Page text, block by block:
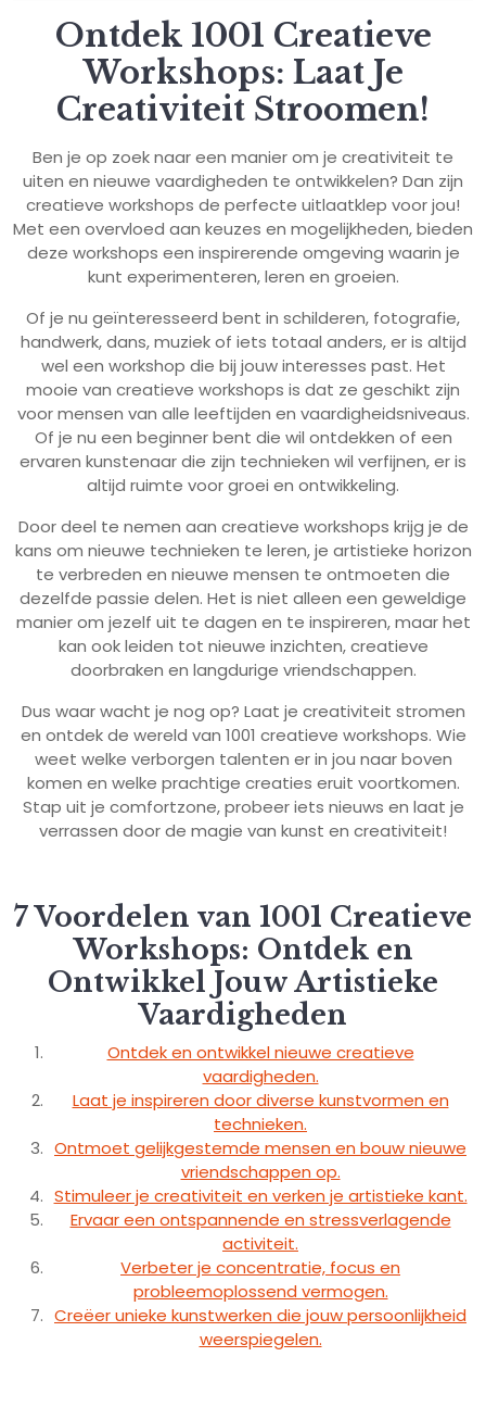
Ontdek 1001 Creatieve
Workshops: Laat Je
Creativiteit Stroomen!
Ben je op zoek naar een manier om je creativiteit te
uiten en nieuwe vaardigheden te ontwikkelen? Dan zijn
creatieve workshops de perfecte uitlaatklep voor jou!
Met een overvloed aan keuzes en mogelijkheden, bieden
deze workshops een inspirerende omgeving waarin je
kunt experimenteren, leren en groeien.
Of je nu geïnteresseerd bent in schilderen, fotografie,
handwerk, dans, muziek of iets totaal anders, er is altijd
wel een workshop die bij jouw interesses past. Het
mooie van creatieve workshops is dat ze geschikt zijn
voor mensen van alle leeftijden en vaardigheidsniveaus.
Of je nu een beginner bent die wil ontdekken of een
ervaren kunstenaar die zijn technieken wil verfijnen, er is
altijd ruimte voor groei en ontwikkeling.
Door deel te nemen aan creatieve workshops krijg je de
kans om nieuwe technieken te leren, je artistieke horizon
te verbreden en nieuwe mensen te ontmoeten die
dezelfde passie delen. Het is niet alleen een geweldige
manier om jezelf uit te dagen en te inspireren, maar het
kan ook leiden tot nieuwe inzichten, creatieve
doorbraken en langdurige vriendschappen.
Dus waar wacht je nog op? Laat je creativiteit stromen
en ontdek de wereld van 1001 creatieve workshops. Wie
weet welke verborgen talenten er in jou naar boven
komen en welke prachtige creaties eruit voortkomen.
Stap uit je comfortzone, probeer iets nieuws en laat je
verrassen door de magie van kunst en creativiteit!
7 Voordelen van 1001 Creatieve
Workshops: Ontdek en
Ontwikkel Jouw Artistieke
Vaardigheden
Ontdek en ontwikkel nieuwe creatieve
vaardigheden.
Laat je inspireren door diverse kunstvormen en
technieken.
Ontmoet gelijkgestemde mensen en bouw nieuwe
vriendschappen op.
Stimuleer je creativiteit en verken je artistieke kant.
Ervaar een ontspannende en stressverlagende
activiteit.
Verbeter je concentratie, focus en
probleemoplossend vermogen.
Creëer unieke kunstwerken die jouw persoonlijkheid
weerspiegelen.